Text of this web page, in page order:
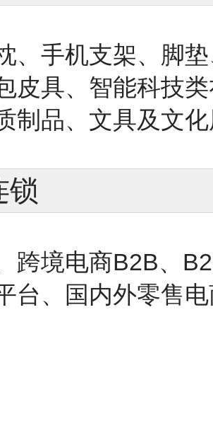
、手机支架、脚
皮具、智能科技
制品、文具及文
锁
跨境电商B2B、
台、国内外零售